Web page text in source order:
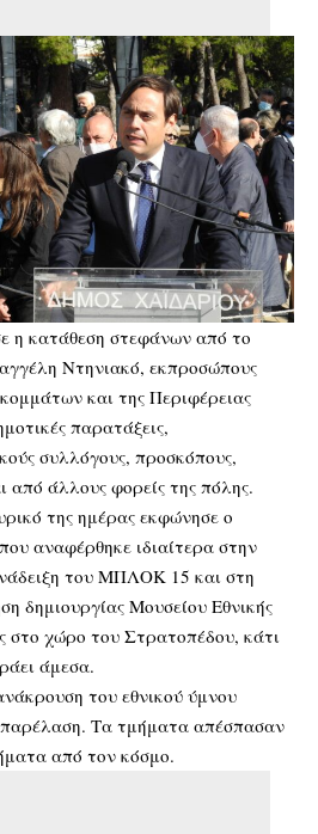
η κατάθεση στεφάνων από το
Ντηνιακό, εκπροσώπους
και της Περιφέρειας
παρατάξεις,
συλλόγους, προσκόπους,
από άλλους φορείς της πόλης.
της ημέρας εκφώνησε ο
αναφέρθηκε ιδιαίτερα στην
του ΜΠΛΟΚ 15 και στη
δημιουργίας Μουσείου Εθνικής
στο χώρο του Στρατοπέδου, κάτι
άμεσα.
του εθνικού ύμνου
παρέλαση. Τα τμήματα απέσπασαν
από τον κόσμο.